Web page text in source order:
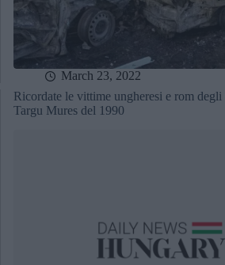
March 23, 2022
Ricordate le vittime ungheresi e rom
Targu Mures del 1990